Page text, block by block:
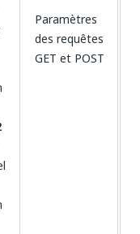
Paramètres
des requêtes
GET et POST